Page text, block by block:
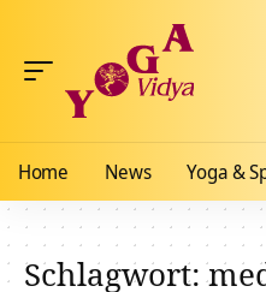
Home News Yoga &
Schlagwort: